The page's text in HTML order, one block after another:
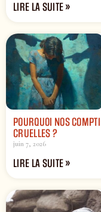
LIRE LA SUITE »
POURQUOI NOS
CRUELLES ?
juin 7, 2026
LIRE LA SUITE »